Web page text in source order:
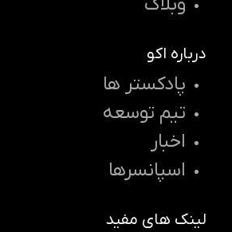
درباره اکو
پادکستر ها
تیم توسعه
اخبار
اسپانسرها
لینک های مفید